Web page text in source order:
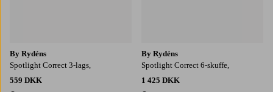
By Rydéns
Spotlight Correct 3-lags,
559 DKK
By Rydéns
Spotlight Correct 6-skuffe,
1 425 DKK